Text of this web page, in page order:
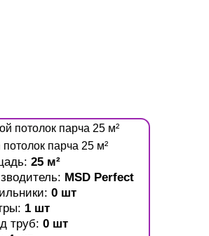
парча 25 м²
25 м²
MSD Perfect
0 шт
1 шт
труб: 0 шт